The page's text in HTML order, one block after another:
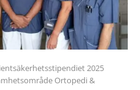
2025
Ortopedi &